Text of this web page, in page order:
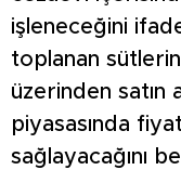
işleneceğini
toplanan
üzerinden satın
piyasasında
sağlayacağını